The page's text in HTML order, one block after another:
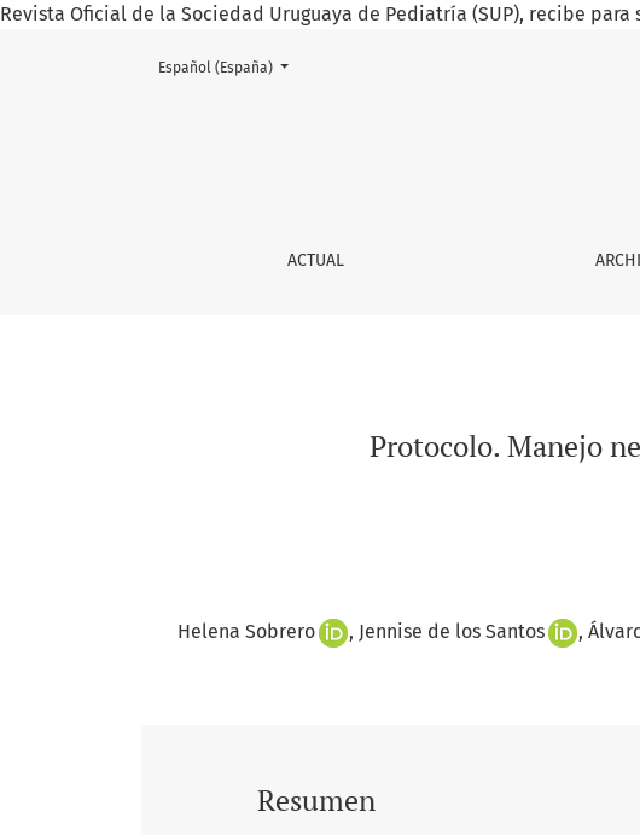
Revista Oficial de la Sociedad Uruguaya de Pediatría (SUP), recibe
Protocolo. Manejo neonatal del dengue
ACTUAL
Cambiar el idioma. El actual es:
Español (España)
Protocolo. Manejo
Helena Sobrero Jennise de los Santos
Resumen